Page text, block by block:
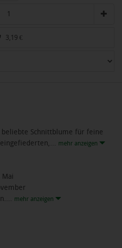
3,19 €
Schnittblume für feine
mehr anzeigen
mehr anzeigen